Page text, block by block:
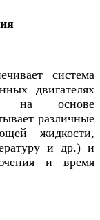
система
двигателях
на основе
различные
жидкости,
и др.) и
и время